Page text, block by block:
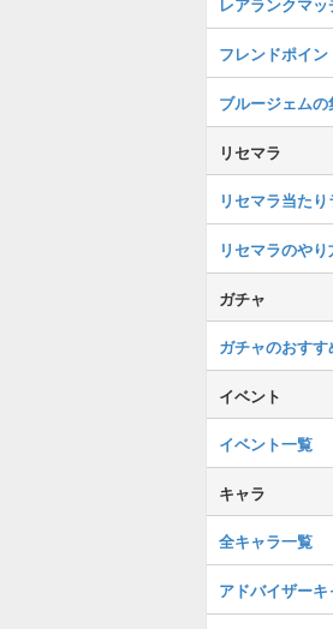
フレンドポイン
ブルージェム
リセマラ
リセマラ当た
リセマラのやり
ガチャ
ガチャのおすす
イベント
イベント一覧
キャラ
全キャラ一覧
アドバイザーキ